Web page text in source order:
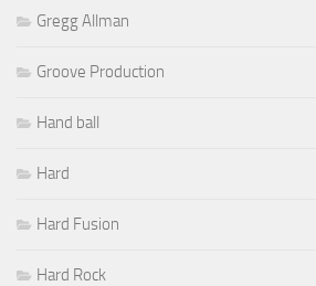
Gregg Allman
Groove Production
Hand ball
Hard
Hard Fusion
Hard Rock